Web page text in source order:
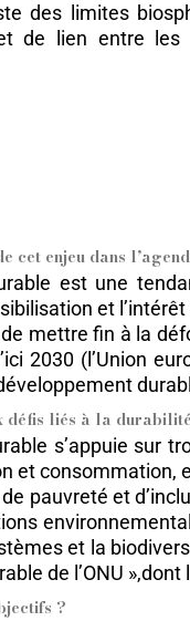
des limites
de lien entre
cet enjeu dans
est une
et
mettre fin à la
2030 (l’Union
défis liés à la
s’appuie sur
et consommation,
pauvreté et
et la
de l’ONU
?